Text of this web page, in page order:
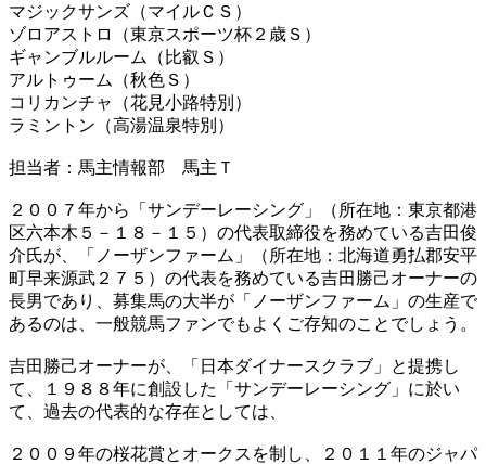
マジックサンズ（マイルＣＳ）
ゾロアストロ（東京スポーツ杯２歳Ｓ）
ギャンブルルーム（比叡Ｓ）
アルトゥーム（秋色Ｓ）
コリカンチャ（花見小路特別）
ラミントン（高湯温泉特別）
担当者：馬主情報部 馬主Ｔ
２００７年から「サンデーレーシング」（所在地：東京都港
区六本木５－１８－１５）の代表取締役を務めている吉田俊
介氏が、「ノーザンファーム」（所在地：北海道勇払郡安平
町早来源武２７５）の代表を務めている吉田勝己オーナーの
長男であり、募集馬の大半が「ノーザンファーム」の生産で
あるのは、一般競馬ファンでもよくご存知のことでしょう。
吉田勝己オーナーが、「日本ダイナースクラブ」と提携し
て、１９８８年に創設した「サンデーレーシング」に於い
て、過去の代表的な存在としては、
２００９年の桜花賞とオークスを制し、２０１１年のジャパ